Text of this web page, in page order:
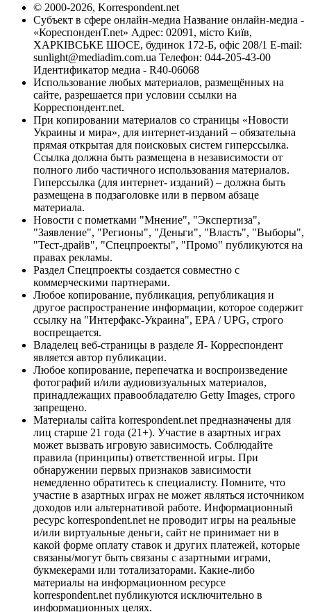
© 2000-2026, Korrespondent.net
Субъект в сфере онлайн-медиа Название онлайн-медиа -
«КореспонденТ.net» Адрес: 02091, місто Київ,
ХАРКІВСЬКЕ ШОСЕ, будинок 172-Б, офіс 208/1 E-mail:
sunlight@mediadim.com.ua Телефон: 044-205-43-00
Идентификатор медиа - R40-06068
Использование любых материалов, размещённых на
сайте, разрешается при условии ссылки на
Корреспондент.net.
При копировании материалов со страницы «Новости
Украины и мира», для интернет-изданий – обязательна
прямая открытая для поисковых систем гиперссылка.
Ссылка должна быть размещена в независимости от
полного либо частичного использования материалов.
Гиперссылка (для интернет- изданий) – должна быть
размещена в подзаголовке или в первом абзаце
материала.
Новости с пометками "Мнение", "Экспертиза",
"Заявление", "Регионы", "Деньги", "Власть", "Выборы",
"Тест-драйв", "Спецпроекты", "Промо" публикуются на
правах рекламы.
Раздел Спецпроекты создается совместно с
коммерческими партнерами.
Любое копирование, публикация, републикация и
другое распространение информации, которое содержит
ссылку на "Интерфакс-Украина", EPA / UPG, строго
воспрещается.
Владелец веб-страницы в разделе Я- Корреспондент
является автор публикации.
Любое копирование, перепечатка и воспроизведение
фотографий и/или аудиовизуальных материалов,
принадлежащих правообладателю Getty Images, строго
запрещено.
Материалы сайта korrespondent.net предназначены для
лиц старше 21 года (21+). Участие в азартных играх
может вызвать игровую зависимость. Соблюдайте
правила (принципы) ответственной игры. При
обнаружении первых признаков зависимости
немедленно обратитесь к специалисту. Помните, что
участие в азартных играх не может являться источником
доходов или альтернативой работе. Информационный
ресурс korrespondent.net не проводит игры на реальные
и/или виртуальные деньги, сайт не принимает ни в
какой форме оплату ставок и других платежей, которые
связаны/могут быть связаны с азартными играми,
букмекерами или тотализаторами. Какие-либо
материалы на информационном ресурсе
korrespondent.net публикуются исключительно в
информационных целях.